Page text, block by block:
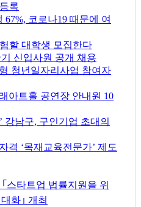
록
67%, 코로나19 때문에 여
할 대학생 모집한다
신입사원 공개 채용
청년일자리사업 참여자
아트홀 공연장 안내원 10
강남구, 구인기업 초대의
격 ‘목재교육전문가’ 제도
스타트업 법률지원을 위
화｣ 개최